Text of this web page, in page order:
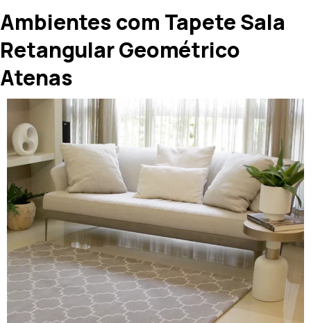
Ambientes com Tapete Sala
Retangular Geométrico
Atenas